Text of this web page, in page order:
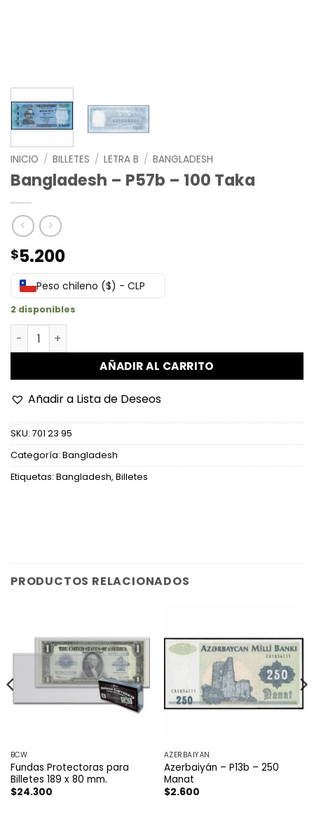
INICIO / BILLETES / LETRA B / BANGLADESH
Bangladesh – P57b – 100 Taka
$5.200
Peso chileno ($) - CLP
2 disponibles
Bangladesh - P57b - 100 Taka cantidad
AÑADIR AL CARRITO
Añadir a Lista de Deseos
SKU: 701 23 95
Categoría: Bangladesh
Etiquetas: Bangladesh, Billetes
PRODUCTOS RELACIONADOS
BCW
Fundas Protectoras para
Billetes 189 x 80 mm.
$24.300
AZERBAIYÁN
Azerbaiyán – P13b – 250
Manat
$2.600